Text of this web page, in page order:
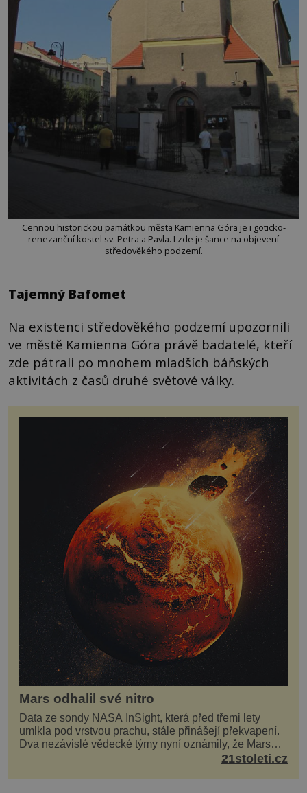
Cennou historickou památkou města Kamienna Góra je i goticko-
renezanční kostel sv. Petra a Pavla. I zde je šance na objevení
středověkého podzemí.
Tajemný Bafomet
Na existenci středověkého podzemí upozornili
ve městě Kamienna Góra právě badatelé, kteří
zde pátrali po mnohem mladších báňských
aktivitách z časů druhé světové války.
Mars odhalil své nitro
Data ze sondy NASA InSight, která před třemi lety
umlkla pod vrstvou prachu, stále přinášejí překvapení.
Dva nezávislé vědecké týmy nyní oznámily, že Mars
má nejen plášť plný trosek z dávných impaktů,...21stoleti.cz